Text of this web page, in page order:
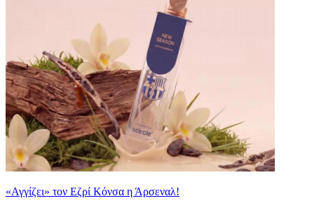
«Αγγίζει» τον Εζρί Κόνσα η Άρσεναλ!